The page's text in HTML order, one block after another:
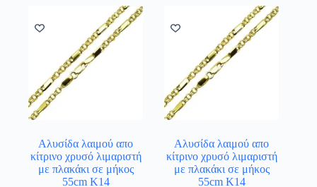
Αλυσίδα λαιμού απο
κίτρινο χρυσό λιμαριστή
με πλακάκι σε μήκος
55cm Κ14
Αλυσίδα λαιμού απο
κίτρινο χρυσό λιμαριστή
με πλακάκι σε μήκος
55cm Κ14